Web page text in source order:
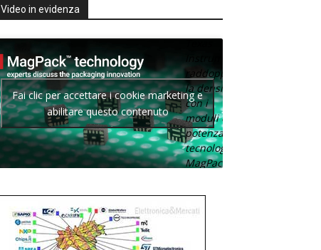
Video in evidenza
Texas
raddoppia
la densità
con i
moduli di
potenza con
tecnologia
MagPack.
Fai clic per accettare i cookie marketing e
abilitare questo contenuto